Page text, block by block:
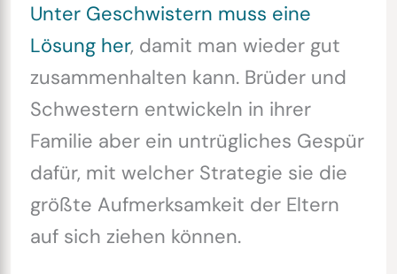
Unter Geschwistern muss eine
Lösung her, damit man wieder gut
zusammenhalten kann. Brüder und
Schwestern entwickeln in ihrer
Familie aber ein untrügliches Gespür
dafür, mit welcher Strategie sie die
größte Aufmerksamkeit der Eltern
auf sich ziehen können.